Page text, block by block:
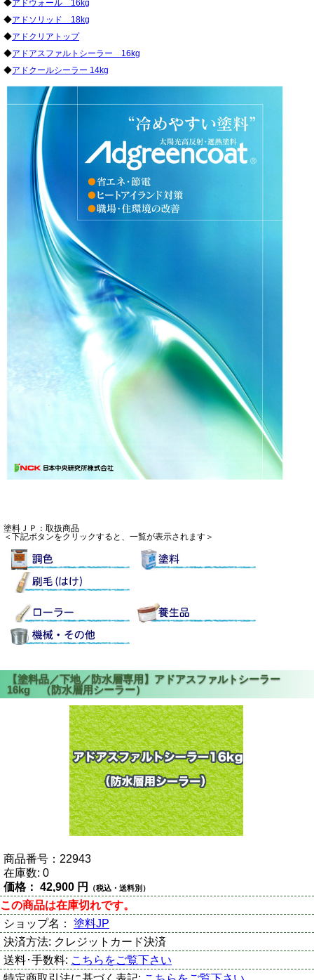
◆アドウォール 16kg
◆アドソリッド 18kg
◆アドクリアトップ
◆アドアスファルトシーラー 16kg
◆アドクールシーラー 14kg
塗料ＪＰ：取扱商品
＜下記ボタンをクリックすると、一覧が表示されます＞
商品番号： 22943
在庫数: 0
価格： 42,900 円 （税込・送料別）
この商品は在庫切れです。
ショップ名： 塗料JP
決済方法: クレジットカード決済
送料･手数料: こちらをご覧下さい